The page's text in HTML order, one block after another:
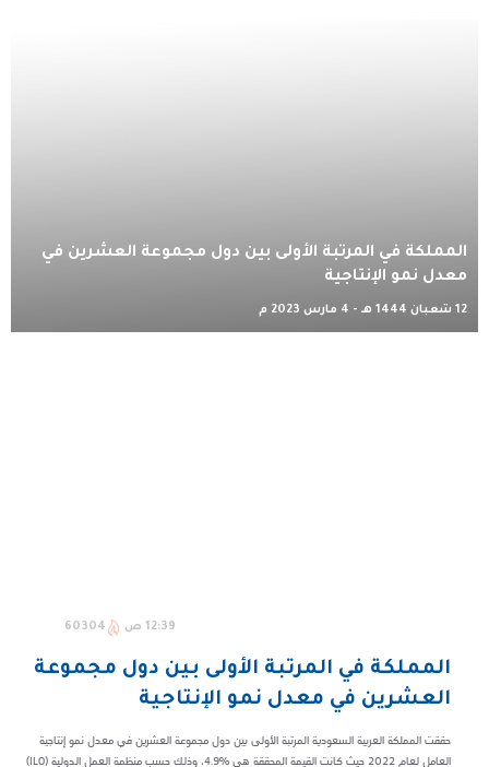
المملكة في المرتبة الأولى بين دول مجموعة العشرين في
معدل نمو الإنتاجية
12 شعبان 1444 هـ - 4 مارس 2023 م
12:39 ص 60304
المملكة في المرتبة الأولى بين دول مجموعة
العشرين في معدل نمو الإنتاجية
حققت المملكة العربية السعودية المرتبة الأولى بين دول مجموعة العشرين في معدل نمو إنتاجية
العامل لعام 2022 حيث كانت القيمة المحققة هي %4.9، وذلك حسب منظمة العمل الدولية (ILO)